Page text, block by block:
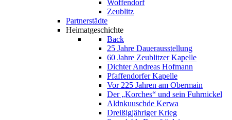
Woffendorf
Zeublitz
Partnerstädte
Heimatgeschichte
Back
25 Jahre Dauerausstellung
60 Jahre Zeublitzer Kapelle
Dichter Andreas Hofmann
Pfaffendorfer Kapelle
Vor 225 Jahren am Obermain
Der „Korches“ und sein Fuhrnickel
Aldnkuuschde Kerwa
Dreißigjähriger Krieg